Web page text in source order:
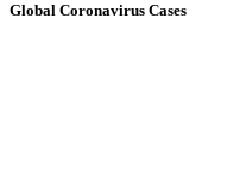
Global Coronavirus Cases